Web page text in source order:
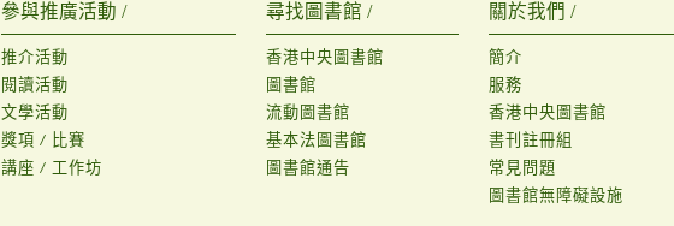
參與推廣活動 /
推介活動
閱讀活動
文學活動
獎項 / 比賽
講座 / 工作坊
尋找圖書館 /
香港中央圖書館
圖書館
流動圖書館
基本法圖書館
圖書館通告
關於我們 /
簡介
服務
香港中央圖書館
書刊註冊組
常見問題
圖書館無障礙設施